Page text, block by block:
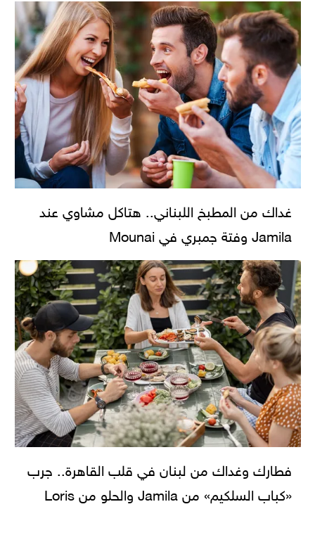
غداك من المطبخ اللبناني.. هتاكل مشاوي عند
Jamila وفتة جمبري في Mounai
فطارك وغداك من لبنان في قلب القاهرة.. جرب
«كباب السلكيم» من Jamila والحلو من Loris